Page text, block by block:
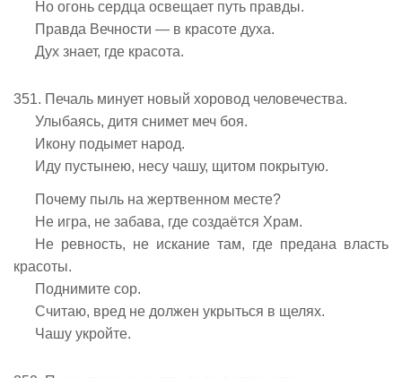
Но огонь сердца освещает путь правды.
Правда Вечности — в красоте духа.
Дух знает, где красота.
351. Печаль минует новый хоровод человечества.
Улыбаясь, дитя снимет меч боя.
Икону подымет народ.
Иду пустынею, несу чашу, щитом покрытую.
Почему пыль на жертвенном месте?
Не игра, не забава, где создаётся Храм.
Не ревность, не искание там, где предана власть
красоты.
Поднимите сор.
Считаю, вред не должен укрыться в щелях.
Чашу укройте.